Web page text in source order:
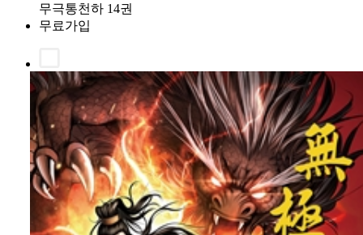
무극통천하 14권
무료가입